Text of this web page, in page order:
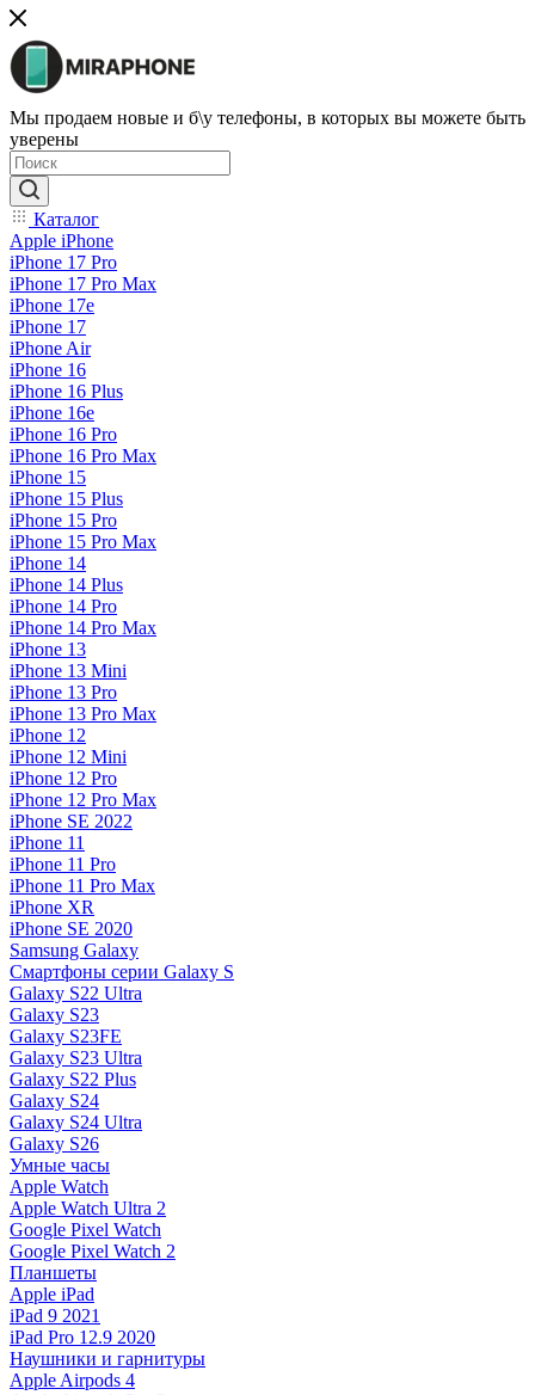
Мы продаем новые и б\у телефоны, в которых вы можете быть
уверены
Каталог
Apple iPhone
iPhone 17 Pro
iPhone 17 Pro Max
iPhone 17e
iPhone 17
iPhone Air
iPhone 16
iPhone 16 Plus
iPhone 16e
iPhone 16 Pro
iPhone 16 Pro Max
iPhone 15
iPhone 15 Plus
iPhone 15 Pro
iPhone 15 Pro Max
iPhone 14
iPhone 14 Plus
iPhone 14 Pro
iPhone 14 Pro Max
iPhone 13
iPhone 13 Mini
iPhone 13 Pro
iPhone 13 Pro Max
iPhone 12
iPhone 12 Mini
iPhone 12 Pro
iPhone 12 Pro Max
iPhone SE 2022
iPhone 11
iPhone 11 Pro
iPhone 11 Pro Max
iPhone XR
iPhone SE 2020
Samsung Galaxy
Смартфоны серии Galaxy S
Galaxy S22 Ultra
Galaxy S23
Galaxy S23FE
Galaxy S23 Ultra
Galaxy S22 Plus
Galaxy S24
Galaxy S24 Ultra
Galaxy S26
Умные часы
Apple Watch
Apple Watch Ultra 2
Google Pixel Watch
Google Pixel Watch 2
Планшеты
Apple iPad
iPad 9 2021
iPad Pro 12.9 2020
Наушники и гарнитуры
Apple Airpods 4